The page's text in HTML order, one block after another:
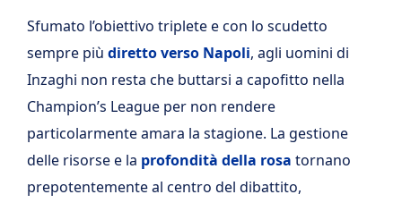
Sfumato l’obiettivo triplete e con lo scudetto
sempre più diretto verso Napoli, agli uomini di
Inzaghi non resta che buttarsi a capofitto nella
Champion’s League per non rendere
particolarmente amara la stagione. La gestione
delle risorse e la profondità della rosa tornano
prepotentemente al centro del dibattito,